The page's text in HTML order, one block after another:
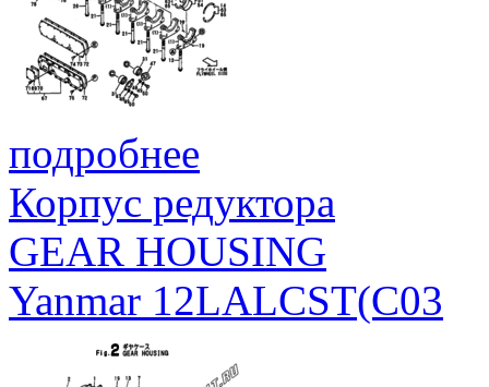
подробнее
Корпус редуктора
GEAR HOUSING
Yanmar 12LALCST(C03